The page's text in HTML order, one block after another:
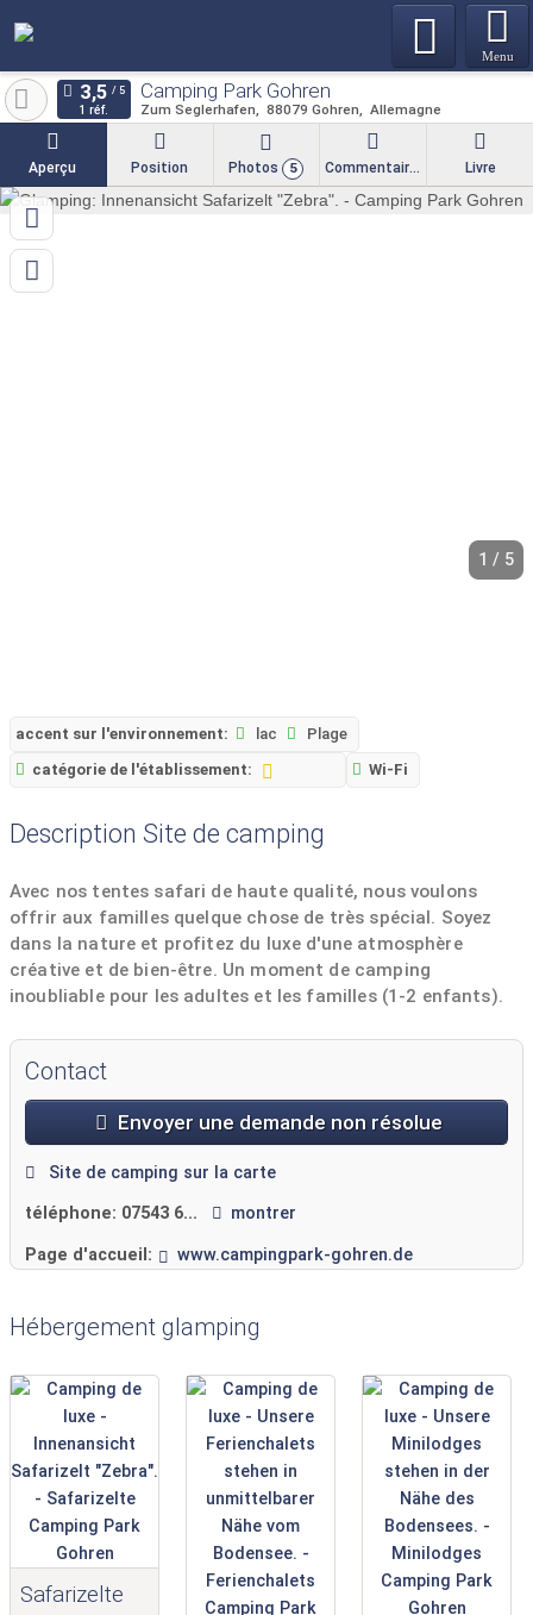
Menu
Camping Park Gohren
Zum Seglerhafen 88079 Gohren Allemagne
1 réf.
Aperçu Position Photos 5 Commentaires Livre
1 / 5
accent sur l'environnement: lac
Plage
catégorie de l'établissement:
Wi-Fi
Description Site de camping
Avec nos tentes safari de haute qualité, nous voulons
offrir aux familles quelque chose de très spécial. Soyez
dans la nature et profitez du luxe d'une atmosphère
créative et de bien-être. Un moment de camping
inoubliable pour les adultes et les familles (1-2 enfants).
Contact
Envoyer une demande non résolue
Site de camping sur la carte
téléphone: 07543 6... montrer
Page d'accueil: www.campingpark-gohren.de
Hébergement glamping
Safarizelte